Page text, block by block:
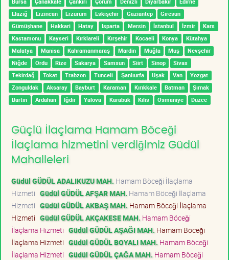
Elazığ
Erzincan Erzurum Eskişehir Gaziantep
Giresun
Gümüşhane
Hakkari Hatay Isparta Mersin İstanbul İzmir
Kars
Kastamonu
Kayseri Kırklareli Kırşehir Kocaeli Konya
Kütahya
Malatya
Manisa Kahramanmaraş Mardin Muğla Muş
Nevşehir
Niğde
Ordu Rize Sakarya Samsun Siirt Sinop
Sivas
Tekirdağ
Tokat Trabzon Tunceli Şanlıurfa Uşak Van
Yozgat
Zonguldak
Aksaray Bayburt Karaman Kırıkkale Batman
Şırnak
Bartın
Ardahan Iğdır Yalova Karabük Kilis Osmaniye Düzce
Güçlü İlaçlama Hamam Böceği
İlaçlama hizmetini verdiğimiz Güdül
Mahalleleri
Güdül GÜDÜL ADALIKUZU MAH. Hamam Böceği İlaçlama
Hizmeti Güdül GÜDÜL AFŞAR MAH. Hamam Böceği İlaçlama
Hizmeti Güdül GÜDÜL AKBAŞ MAH. Hamam Böceği İlaçlama
Hizmeti Güdül GÜDÜL AKÇAKESE MAH. Hamam Böceği
İlaçlama Hizmeti Güdül GÜDÜL AŞAĞI MAH. Hamam Böceği
İlaçlama Hizmeti Güdül GÜDÜL BOYALI MAH. Hamam Böceği
İlaçlama Hizmeti Güdül GÜDÜL ÇAĞA MAH. Hamam Böceği